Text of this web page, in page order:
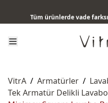
VitrA / Armatürler /
Tek Armatür Delikli